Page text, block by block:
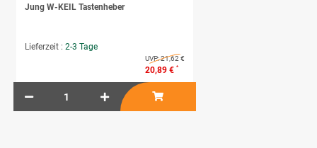
Jung W-KEIL Tastenheber
Lieferzeit : 2-3 Tage
UVP:21,62 €
20,89 € *